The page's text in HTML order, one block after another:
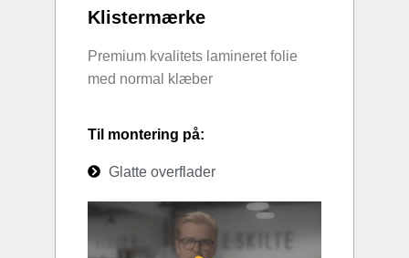
Klistermærke
Premium kvalitets lamineret folie
med normal klæber
Til montering på:
Glatte overflader